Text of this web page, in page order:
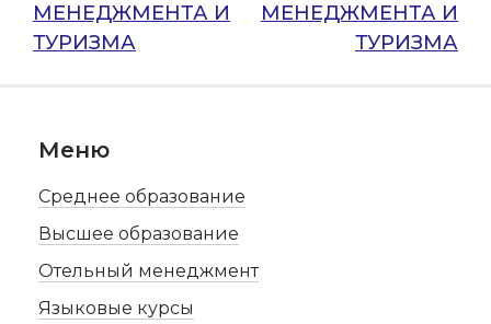
МЕНЕДЖМЕНТА И
ТУРИЗМА
МЕНЕДЖМЕНТА И
ТУРИЗМА
Меню
Среднее образование
Высшее образование
Отельный менеджмент
Языковые курсы